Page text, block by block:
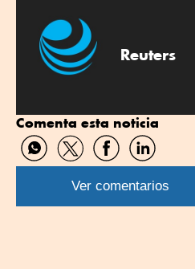
Reuters
Comenta esta noticia
Compartir
por
WhatsApp
Compartir
por
Twitter
Compartir
por
Facebook
Compartir
por
Linkedin
Ver comentarios